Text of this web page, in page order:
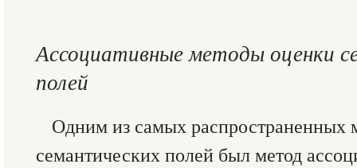
Ассоциативные методы оценки
полей
Одним из самых распространенных
семантических полей был метод